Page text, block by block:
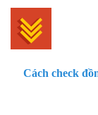
Cách check